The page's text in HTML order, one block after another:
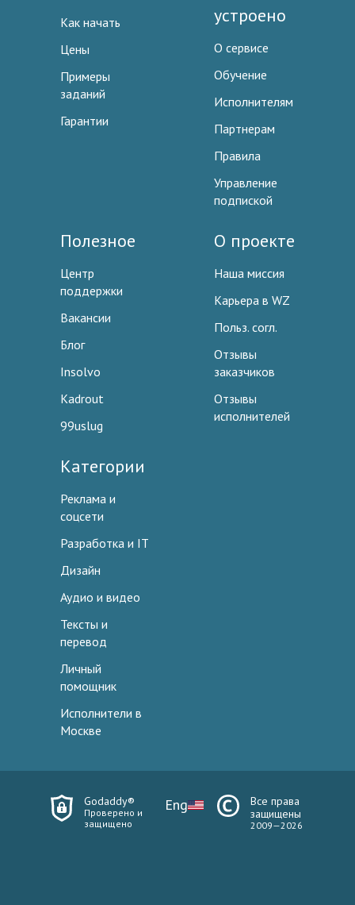
Как начать
Цены
Примеры
заданий
Гарантии
устроено
О сервисе
Обучение
Исполнителям
Партнерам
Правила
Управление
подпиской
Полезное
Центр
поддержки
Вакансии
Блог
Insolvo
Kadrout
99uslug
О проекте
Наша миссия
Карьера в WZ
Польз. согл.
Отзывы
заказчиков
Отзывы
исполнителей
Категории
Реклама и
соцсети
Разработка и IT
Дизайн
Аудио и видео
Тексты и
перевод
Личный
помощник
Исполнители в
Москве
Godaddy®
Проверено и
защищено
Eng
Все права
защищены
2009—2026